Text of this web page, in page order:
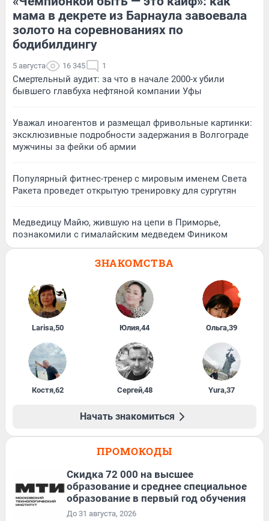
мама в декрете из Барнаула завоевала
золото на соревнованиях по
бодибилдингу
5 августа 16 345 1
Смертельный аудит: за что в начале 2000-х убили
бывшего главбуха нефтяной компании Уфы
Уважал иноагентов и размещал фривольные картинки:
эксклюзивные подробности задержания в Волгограде
мужчины за фейки об армии
Популярный фитнес-тренер с мировым именем Света
Ракета проведет открытую тренировку для сургутян
Медведицу Майю, жившую на цепи в Приморье,
познакомили с гималайским медведем Фиником
ЗНАКОМСТВА
Larisa,50 Юлия,44 Ольга,39
Костя,62 Сергей,48 Yura,37
Начать знакомиться
ПРОМОКОДЫ
Скидка 72 000 на высшее
образование и среднее специальное
образование в первый год обучения
До 31 августа, 2026